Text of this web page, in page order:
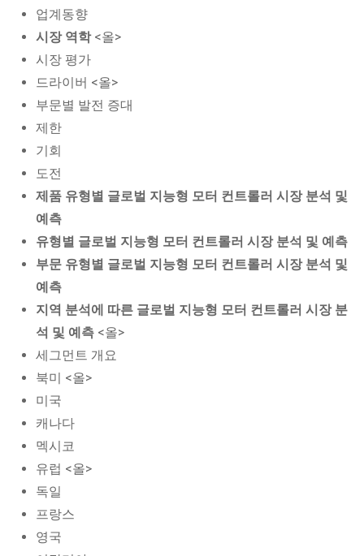
업계동향
시장 역학<올>
시장 평가
드라이버 <올>
부문별 발전 증대
제한
기회
도전
제품 유형별 글로벌 지능형 모터 컨트롤러 시장 분석 및
예측
유형별 글로벌 지능형 모터 컨트롤러 시장 분석 및 예측
부문 유형별 글로벌 지능형 모터 컨트롤러 시장 분석 및
예측
지역 분석에 따른 글로벌 지능형 모터 컨트롤러 시장 분
석 및 예측 <올>
세그먼트 개요
북미 <올>
미국
캐나다
멕시코
유럽 <올>
독일
프랑스
영국